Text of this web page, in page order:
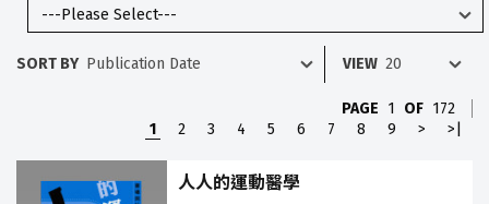
SORT BY VIEW
PAGE 1 OF 172
1
2 3 4 5 6 7 8 9 > >|
人人的運動醫學